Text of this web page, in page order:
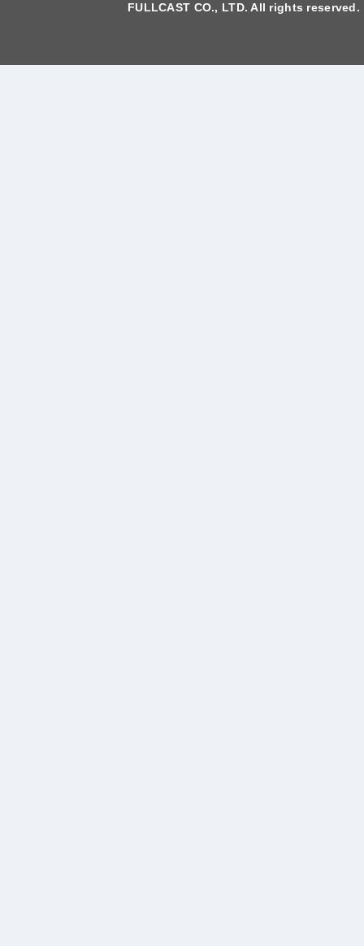
FULLCAST CO., LTD. All rights reserved.